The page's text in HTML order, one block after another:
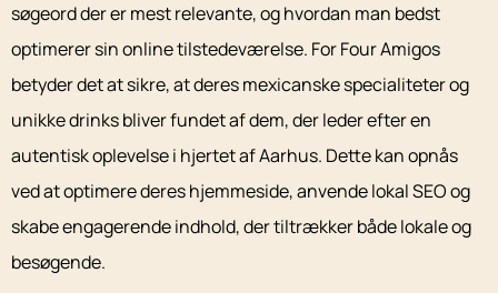
søgeord der er mest relevante, og hvordan man bedst
optimerer sin online tilstedeværelse. For Four Amigos
betyder det at sikre, at deres mexicanske specialiteter og
unikke drinks bliver fundet af dem, der leder efter en
autentisk oplevelse i hjertet af Aarhus. Dette kan opnås
ved at optimere deres hjemmeside, anvende lokal SEO og
skabe engagerende indhold, der tiltrækker både lokale og
besøgende.